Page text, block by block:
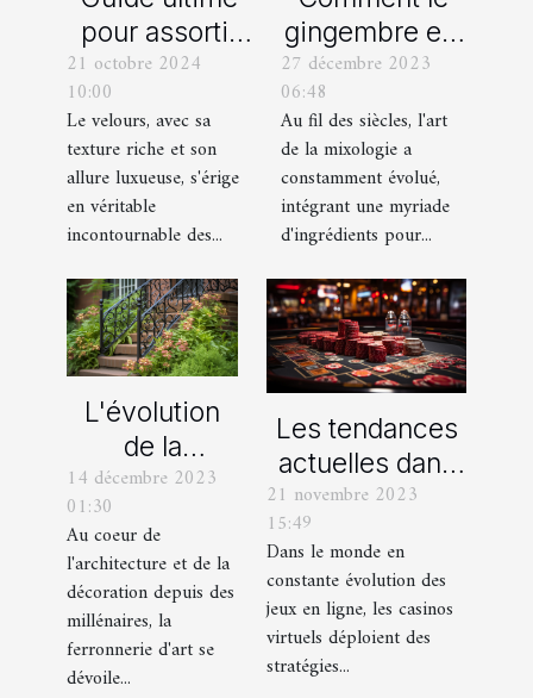
pour assortir
vos
chaussures
avec des
pantalons en
velours
21 octobre 2024
10:00
Le velours, avec sa
texture riche et son
allure luxueuse, s'érige
en véritable
incontournable des...
gingembre est
devenu un
ingrédient clé
dans la
mixologie
moderne
27 décembre 2023
06:48
Au fil des siècles, l'art
de la mixologie a
constamment évolué,
intégrant une myriade
d'ingrédients pour...
L'évolution
de la
ferronnerie
d'art à travers
les siècles
14 décembre 2023
01:30
Au coeur de
l'architecture et de la
décoration depuis des
millénaires, la
ferronnerie d'art se
dévoile...
Les tendances
actuelles dans
les offres
promotionnelles
des casinos en
ligne
21 novembre 2023
15:49
Dans le monde en
constante évolution des
jeux en ligne, les casinos
virtuels déploient des
stratégies...